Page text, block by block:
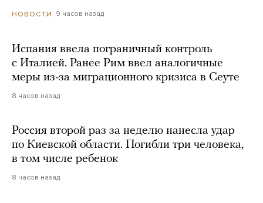
НОВОСТИ 9 часов назад
Испания ввела пограничный контроль
с Италией. Ранее Рим ввел аналогичные
меры из-за миграционного кризиса в Сеуте
8 часов назад
Россия второй раз за неделю нанесла удар
по Киевской области. Погибли три человека,
в том числе ребенок
8 часов назад